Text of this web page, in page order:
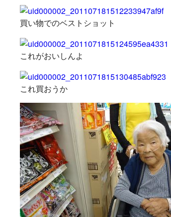
買い物でのベストショット
これがおいしんよ
これ買おうか